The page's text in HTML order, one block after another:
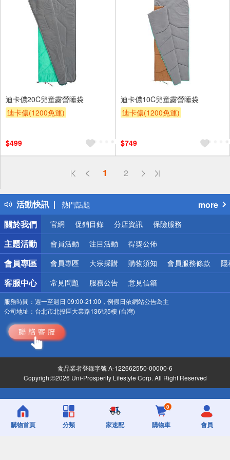
迪卡儂20C兒童露營睡袋
迪卡儂(1200免運)
$499
迪卡儂10C兒童露營睡袋
迪卡儂(1200免運)
$749
1 2
活動快訊
偏遠地區配送
得獎公告
熱門話題
銀行優惠
偏遠地區配送
詐騙網頁！請小心！
more
關於我們
官網 促銷目錄 分店資訊 保險服務
主題活動 會員活動 注目活動 得獎公佈
會員專區 會員專區 大宗採購 購物須知 會員服務條款 隱
客服中心 常見問題 服務公告 意見信箱
服務時間： 週一至週日 09:00-21:00，例假日依網站公告為主
公司地址： 台北市北投區大業路136號5樓 (台灣)
食品業者登錄字號 A-122662550-00000-6
Copyright©2026 Uni-Prosperity Lifestyle Corp. All Right Reserved
購物首頁 分類 家速配
0
購物車 會員